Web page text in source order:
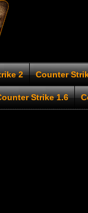
2 Counter
Strike 1.6